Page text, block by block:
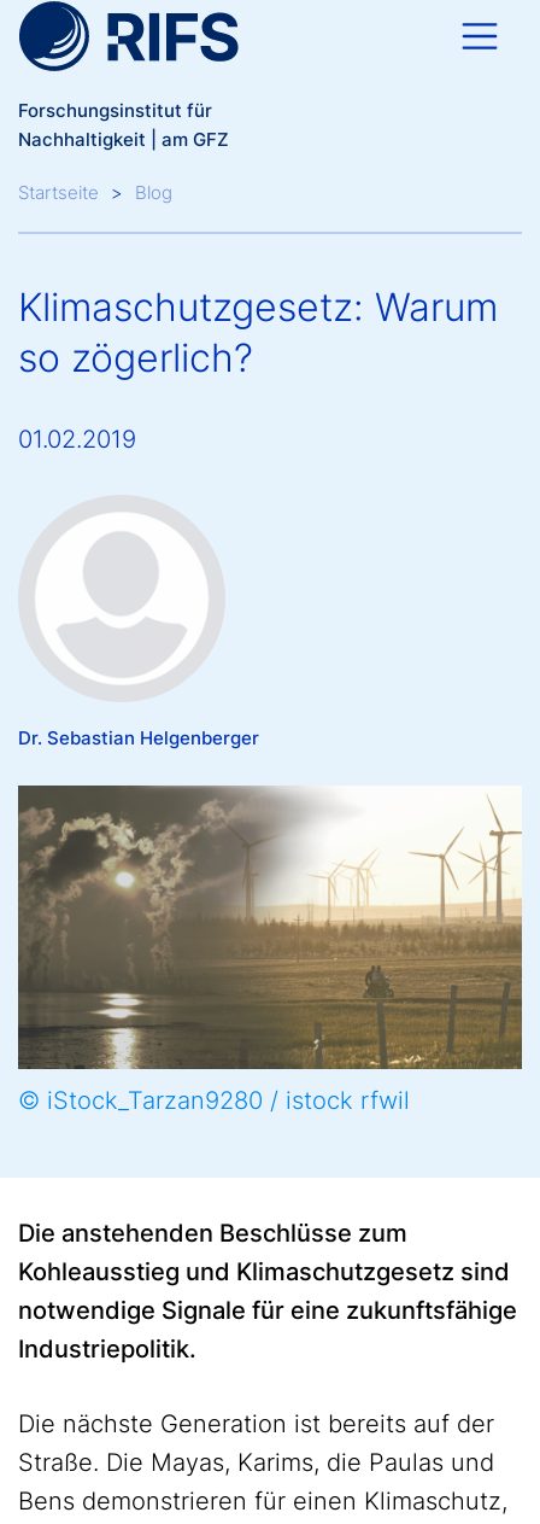
Direkt zum Inhalt
Forschungsinstitut für
Nachhaltigkeit | am GFZ
Breadcrumb
Startseite Blog
Klimaschutzgesetz: Warum
so zögerlich?
01.02.2019
Dr. Sebastian Helgenberger
© iStock_Tarzan9280 / istock rfwil
Die anstehenden Beschlüsse zum
Kohleausstieg und Klimaschutzgesetz sind
notwendige Signale für eine zukunftsfähige
Industriepolitik.
Die nächste Generation ist bereits auf der
Straße. Die Mayas, Karims, die Paulas und
Bens demonstrieren für einen Klimaschutz,